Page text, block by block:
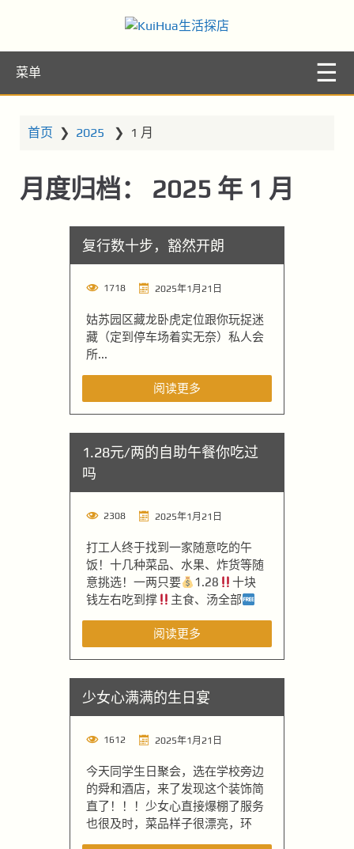
KuiHua生活探
店
菜单
首页 ❯ 2025 ❯ 1 月
月度归档： 2025 年 1 月
复行数十步，豁然开朗
1718 2025年1月21日
姑苏园区藏龙卧虎定位跟你玩捉迷
藏（定到停车场着实无奈）私人会
所...
阅读更多
1.28元/两的自助午餐你吃过
吗
2308 2025年1月21日
打工人终于找到一家随意吃的午
饭！十几种菜品、水果、炸货等随
意挑选！一两只要
1.28
十块
钱左右吃到撑
主食、汤全部
阅读更多
少女心满满的生日宴
1612 2025年1月21日
今天同学生日聚会，选在学校旁边
的舜和酒店，来了发现这个装饰简
直了！！！少女心直接爆棚了服务
也很及时，菜品样子很漂亮，环